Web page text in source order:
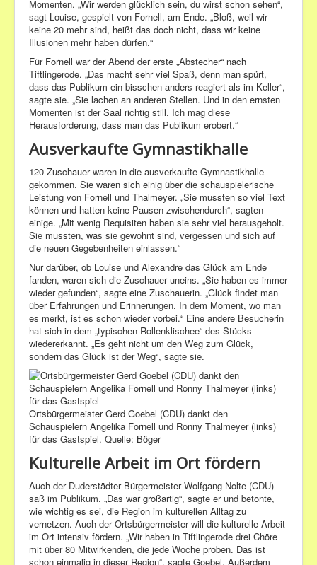
Momenten. „Wir werden glücklich sein, du wirst schon sehen“,
sagt Louise, gespielt von Fornell, am Ende. „Bloß, weil wir
keine 20 mehr sind, heißt das doch nicht, dass wir keine
Illusionen mehr haben dürfen.“
Für Fornell war der Abend der erste „Abstecher“ nach
Tiftlingerode. „Das macht sehr viel Spaß, denn man spürt,
dass das Publikum ein bisschen anders reagiert als im Keller“,
sagte sie. „Sie lachen an anderen Stellen. Und in den ernsten
Momenten ist der Saal richtig still. Ich mag diese
Herausforderung, dass man das Publikum erobert.“
Ausverkaufte Gymnastikhalle
120 Zuschauer waren in die ausverkaufte Gymnastikhalle
gekommen. Sie waren sich einig über die schauspielerische
Leistung von Fornell und Thalmeyer. „Sie mussten so viel Text
können und hatten keine Pausen zwischendurch“, sagten
einige. „Mit wenig Requisiten haben sie sehr viel herausgeholt.
Sie mussten, was sie gewohnt sind, vergessen und sich auf
die neuen Gegebenheiten einlassen.“
Nur darüber, ob Louise und Alexandre das Glück am Ende
fanden, waren sich die Zuschauer uneins. „Sie haben es immer
wieder gefunden“, sagte eine Zuschauerin. „Glück findet man
über Erfahrungen und Erinnerungen. In dem Moment, wo man
es merkt, ist es schon wieder vorbei.“ Eine andere Besucherin
hat sich in dem „typischen Rollenklischee“ des Stücks
wiedererkannt. „Es geht nicht um den Weg zum Glück,
sondern das Glück ist der Weg“, sagte sie.
Ortsbürgermeister Gerd Goebel (CDU) dankt den
Schauspielern Angelika Fornell und Ronny Thalmeyer (links)
für das Gastspiel. Quelle: Böger
Kulturelle Arbeit im Ort fördern
Auch der Duderstädter BürgermeisterWolfgang Nolte (CDU)
saß im Publikum. „Das war großartig“, sagte er und betonte,
wie wichtig es sei, die Region im kulturellen Alltag zu
vernetzen. Auch der Ortsbürgermeister will die kulturelle Arbeit
im Ort intensiv fördern. „Wir haben in Tiftlingerode drei Chöre
mit über 80 Mitwirkenden, die jede Woche proben. Das ist
schon einmalig in dieser Region“, sagte Goebel. Außerdem